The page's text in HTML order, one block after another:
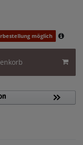
möglich